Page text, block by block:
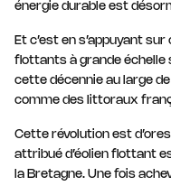
énergie durable est
Et c’est en s’appuyant
flottants à grande échelle
cette décennie au large
comme des littoraux
Cette révolution est
attribué d’éolien flottant
la Bretagne. Une fois